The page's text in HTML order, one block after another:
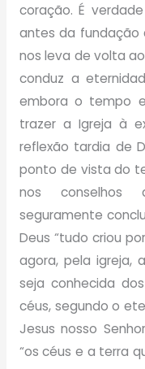
coração. É
antes da fundação
nos leva de volta
conduz a
embora o tempo
trazer a Igreja à
reflexão tardia de
ponto de vista do
nos conselhos
seguramente
Deus “tudo criou
agora, pela igreja,
seja conhecida
céus, segundo o
Jesus nosso
“os céus e a terra